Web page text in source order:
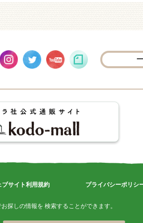
ブサイト利用規約 プライバシーポリシ
探しの情報を 検索することができます。